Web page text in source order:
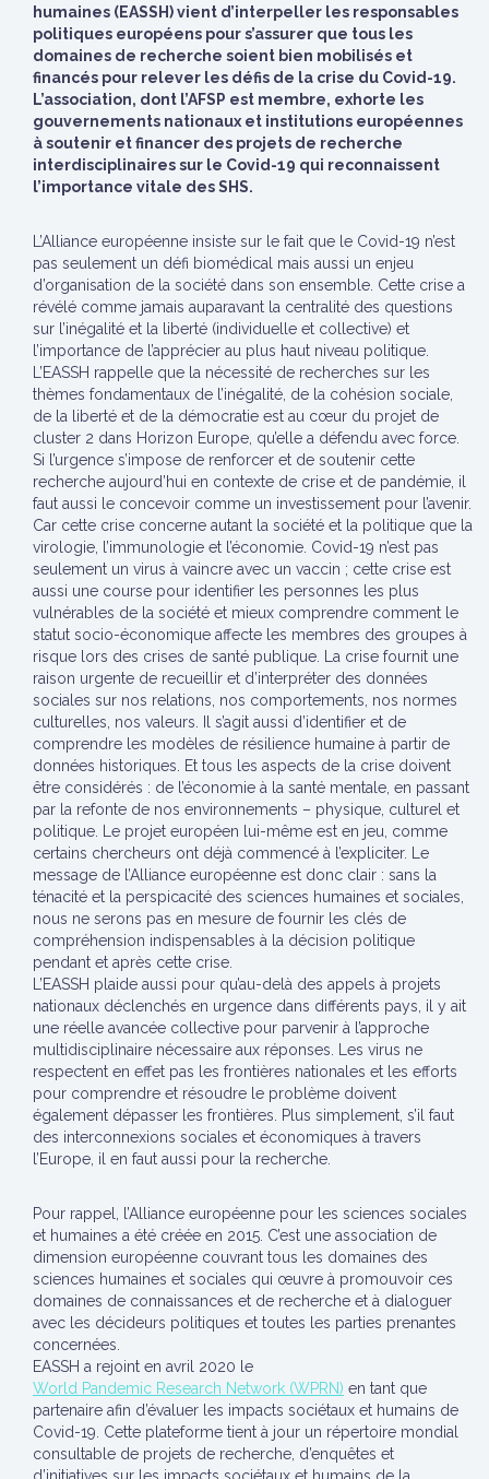
humaines (EASSH) vient d’interpeller les responsables
politiques européens pour s’assurer que tous les
domaines de recherche soient bien mobilisés et
financés pour relever les défis de la crise du Covid-19.
L’association, dont l’AFSP est membre, exhorte les
gouvernements nationaux et institutions européennes
à soutenir et financer des projets de recherche
interdisciplinaires sur le Covid-19 qui reconnaissent
l’importance vitale des SHS.
L’Alliance européenne insiste sur le fait que le Covid-19 n’est
pas seulement un défi biomédical mais aussi un enjeu
d’organisation de la société dans son ensemble. Cette crise a
révélé comme jamais auparavant la centralité des questions
sur l’inégalité et la liberté (individuelle et collective) et
l’importance de l’apprécier au plus haut niveau politique.
L’EASSH rappelle que la nécessité de recherches sur les
thèmes fondamentaux de l’inégalité, de la cohésion sociale,
de la liberté et de la démocratie est au cœur du projet de
cluster 2 dans Horizon Europe, qu’elle a défendu avec force.
Si l’urgence s’impose de renforcer et de soutenir cette
recherche aujourd’hui en contexte de crise et de pandémie, il
faut aussi le concevoir comme un investissement pour l’avenir.
Car cette crise concerne autant la société et la politique que la
virologie, l’immunologie et l’économie. Covid-19 n’est pas
seulement un virus à vaincre avec un vaccin ; cette crise est
aussi une course pour identifier les personnes les plus
vulnérables de la société et mieux comprendre comment le
statut socio-économique affecte les membres des groupes à
risque lors des crises de santé publique. La crise fournit une
raison urgente de recueillir et d’interpréter des données
sociales sur nos relations, nos comportements, nos normes
culturelles, nos valeurs. Il s’agit aussi d’identifier et de
comprendre les modèles de résilience humaine à partir de
données historiques. Et tous les aspects de la crise doivent
être considérés : de l’économie à la santé mentale, en passant
par la refonte de nos environnements – physique, culturel et
politique. Le projet européen lui-même est en jeu, comme
certains chercheurs ont déjà commencé à l’expliciter. Le
message de l’Alliance européenne est donc clair : sans la
ténacité et la perspicacité des sciences humaines et sociales,
nous ne serons pas en mesure de fournir les clés de
compréhension indispensables à la décision politique
pendant et après cette crise.
L’EASSH plaide aussi pour qu’au-delà des appels à projets
nationaux déclenchés en urgence dans différents pays, il y ait
une réelle avancée collective pour parvenir à l’approche
multidisciplinaire nécessaire aux réponses. Les virus ne
respectent en effet pas les frontières nationales et les efforts
pour comprendre et résoudre le problème doivent
également dépasser les frontières. Plus simplement, s’il faut
des interconnexions sociales et économiques à travers
l’Europe, il en faut aussi pour la recherche.
Pour rappel, l’Alliance européenne pour les sciences sociales
et humaines a été créée en 2015. C’est une association de
dimension européenne couvrant tous les domaines des
sciences humaines et sociales qui œuvre à promouvoir ces
domaines de connaissances et de recherche et à dialoguer
avec les décideurs politiques et toutes les parties prenantes
concernées.
EASSH a rejoint en avril 2020 le
World Pandemic Research Network (WPRN) en tant que
partenaire afin d’évaluer les impacts sociétaux et humains de
Covid-19. Cette plateforme tient à jour un répertoire mondial
consultable de projets de recherche, d’enquêtes et